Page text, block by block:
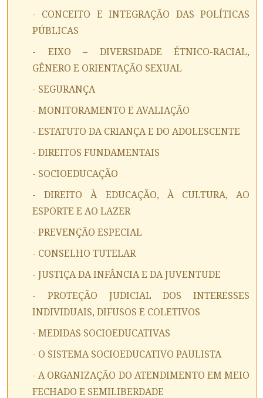
- CONCEITO E INTEGRAÇÃO DAS POLÍTICAS
PÚBLICAS
- EIXO – DIVERSIDADE ÉTNICO-RACIAL,
GÊNERO E ORIENTAÇÃO SEXUAL
- SEGURANÇA
- MONITORAMENTO E AVALIAÇÃO
- ESTATUTO DA CRIANÇA E DO ADOLESCENTE
- DIREITOS FUNDAMENTAIS
- SOCIOEDUCAÇÃO
- DIREITO À EDUCAÇÃO, À CULTURA, AO
ESPORTE E AO LAZER
- PREVENÇÃO ESPECIAL
- CONSELHO TUTELAR
- JUSTIÇA DA INFÂNCIA E DA JUVENTUDE
- PROTEÇÃO JUDICIAL DOS INTERESSES
INDIVIDUAIS, DIFUSOS E COLETIVOS
- MEDIDAS SOCIOEDUCATIVAS
- O SISTEMA SOCIOEDUCATIVO PAULISTA
- A ORGANIZAÇÃO DO ATENDIMENTO EM MEIO
FECHADO E SEMILIBERDADE